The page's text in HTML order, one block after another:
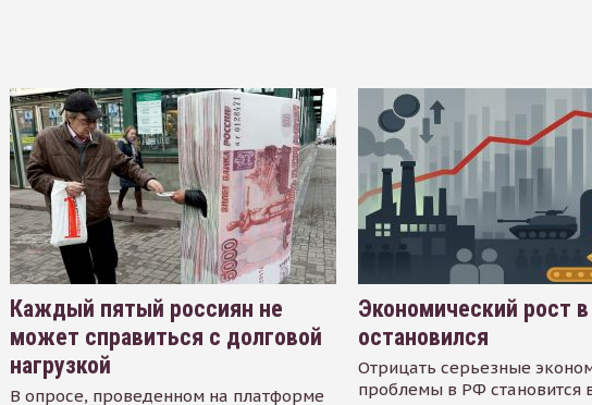
Каждый пятый россиян не
может справиться с долговой
нагрузкой
В опросе, проведенном на платформе
Экономический рост
остановился
Отрицать серьезные
проблемы в РФ становится